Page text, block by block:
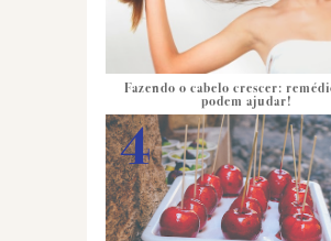
Fazendo o cabelo crescer:
podem ajudar!